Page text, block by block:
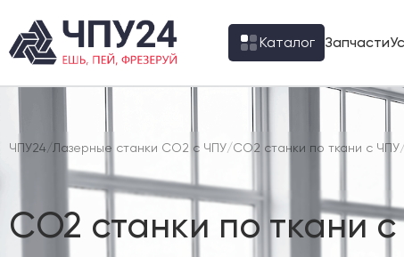
Каталог Запчасти
ЧПУ24/Лазерные станки CO2 с ЧПУ/CO2 станки по ткани с ЧПУ
CO2 станки по ткани